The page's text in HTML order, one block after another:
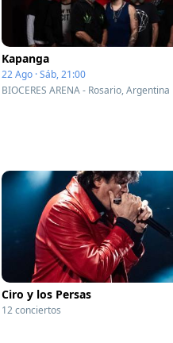
Kapanga
22 Ago · Sáb, 21:00
BIOCERES ARENA - Rosario, Argentina
Ciro y los Persas
12 conciertos